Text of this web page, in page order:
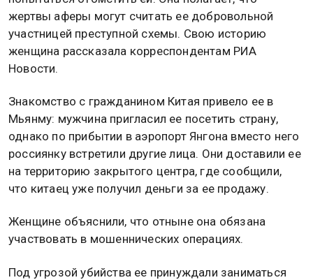
жертвы аферы могут считать ее добровольной
участницей преступной схемы. Свою историю
женщина рассказала корреспондентам РИА
Новости.
Знакомство с гражданином Китая привело ее в
Мьянму: мужчина пригласил ее посетить страну,
однако по прибытии в аэропорт Янгона вместо него
россиянку встретили другие лица. Они доставили ее
на территорию закрытого центра, где сообщили,
что китаец уже получил деньги за ее продажу.
Женщине объяснили, что отныне она обязана
участвовать в мошеннических операциях.
Под угрозой убийства ее принуждали заниматься